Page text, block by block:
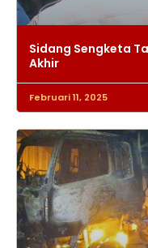
Sidang Sengketa
Akhir
Februari 11, 2025